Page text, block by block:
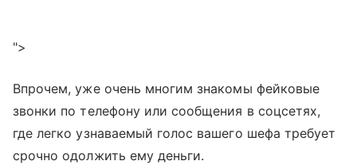
">
Впрочем, уже очень многим знакомы фейковые
звонки по телефону или сообщения в соцсетях,
где легко узнаваемый голос вашего шефа требует
срочно одолжить ему деньги.